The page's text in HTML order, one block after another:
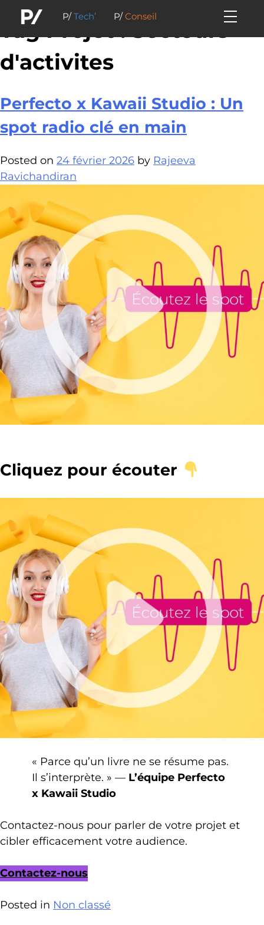
P/Tech’ P/Conseil
Tag Projet :Secteurs
d'activites
Perfecto x Kawaii Studio : Un
spot radio clé en main
Posted on 24 février 2026 by Rajeeva
Ravichandiran
Cliquez pour écouter
« Parce qu’un livre ne se résume pas.
Il s’interprète. » — L’équipe Perfecto
x Kawaii Studio
Contactez-nous pour parler de votre projet et
cibler efficacement votre audience.
Contactez-nous
Posted in Non classé